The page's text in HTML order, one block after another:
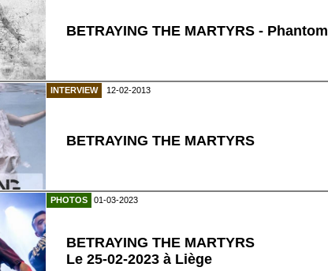
BETRAYING THE MARTYRS - Phantom
INTERVIEW 12-02-2013
BETRAYING THE MARTYRS
PHOTOS 01-03-2023
BETRAYING THE MARTYRS
Le 25-02-2023 à Liège